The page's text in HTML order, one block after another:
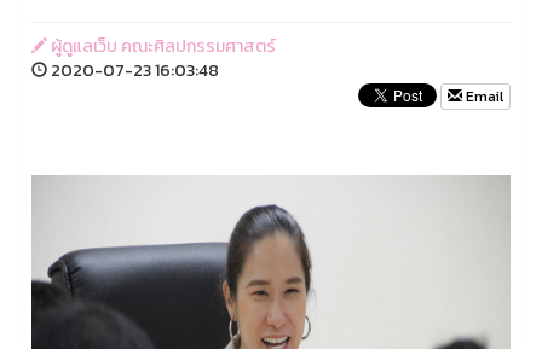
ผู้ดูแลเว็บ คณะศิลปกรรมศาสตร์
2020-07-23 16:03:48
Email